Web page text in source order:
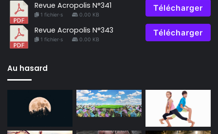
Revue Acropolis N°341
1 fichier·s 0.00 KB
Télécharger
Revue Acropolis N°343
1 fichier·s 0.00 KB
Télécharger
Au hasard